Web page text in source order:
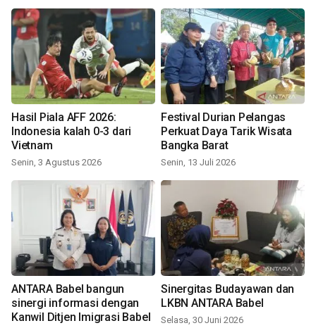
Hasil Piala AFF 2026:
Indonesia kalah 0-3 dari
Vietnam
Senin, 3 Agustus 2026
Festival Durian Pelangas
Perkuat Daya Tarik Wisata
Bangka Barat
Senin, 13 Juli 2026
ANTARA Babel bangun
sinergi informasi dengan
Kanwil Ditjen Imigrasi Babel
Sinergitas Budayawan dan
LKBN ANTARA Babel
Selasa, 30 Juni 2026